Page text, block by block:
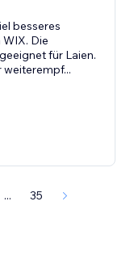
besseres
Die
für Laien.
weiterempf...
... 35